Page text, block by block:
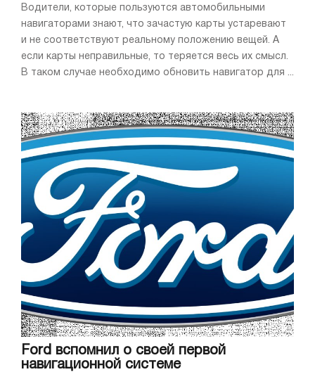
Водители, которые пользуются автомобильными
навигаторами знают, что зачастую карты устаревают
и не соответствуют реальному положению вещей. А
если карты неправильные, то теряется весь их смысл.
В таком случае необходимо обновить навигатор для ...
Ford вспомнил о своей первой
навигационной системе